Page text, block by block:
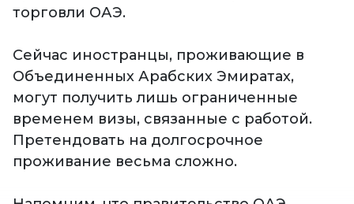
торговли ОАЭ.
Сейчас иностранцы, проживающие в
Объединенных Арабских Эмиратах,
могут получить лишь ограниченные
временем визы, связанные с работой.
Претендовать на долгосрочное
проживание весьма сложно.